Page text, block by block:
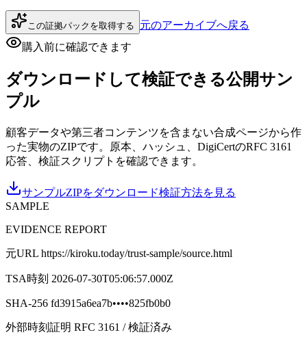
この証拠パックを取得する
元のアーカイブへ戻る
購入前に確認できます
ダウンロードして検証できる公開サン
プル
顧客データや第三者コンテンツを含まない合成ページから作
った実物のZIPです。原本、ハッシュ、DigiCertのRFC 3161
応答、検証スクリプトを確認できます。
サンプルZIPをダウンロード検証方法を見る
SAMPLE
EVIDENCE REPORT
元URL https://kiroku.today/trust-sample/source.html
TSA時刻 2026-07-30T05:06:57.000Z
SHA-256 fd3915a6ea7b••••825fb0b0
外部時刻証明 RFC 3161 / 検証済み